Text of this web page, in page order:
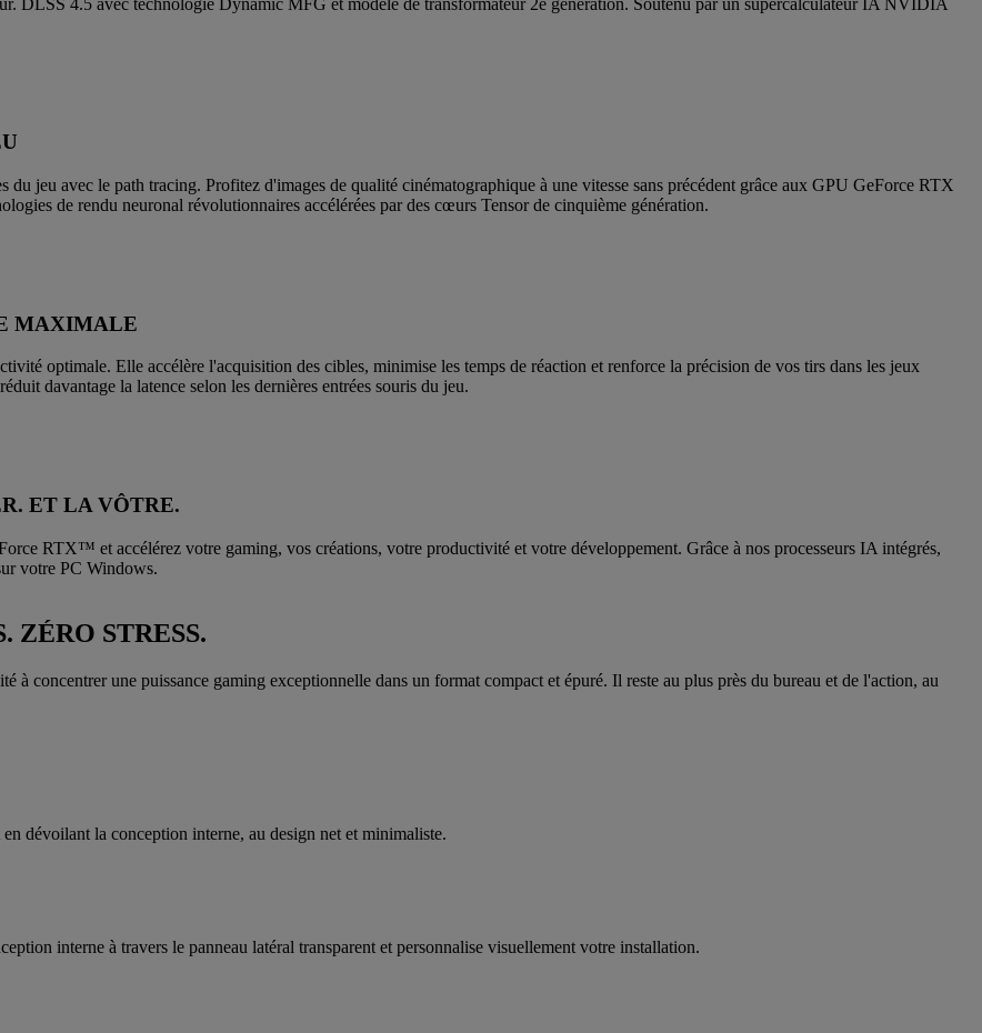
jeu avec le path tracing. Profitez d'images de qualité cinématographique à une vitesse sans précédent grâce aux GPU GeForce RTX
de rendu neuronal révolutionnaires accélérées par des cœurs Tensor de cinquième génération.
MAXIMALE
optimale. Elle accélère l'acquisition des cibles, minimise les temps de réaction et renforce la précision de vos tirs dans les jeux
davantage la latence selon les dernières entrées souris du jeu.
ET LA VÔTRE.
RTX™ et accélérez votre gaming, vos créations, votre productivité et votre développement. Grâce à nos processeurs IA intégrés,
votre PC Windows.
ZÉRO STRESS.
à concentrer une puissance gaming exceptionnelle dans un format compact et épuré. Il reste au plus près du bureau et de l'action, au
dévoilant la conception interne, au design net et minimaliste.
interne à travers le panneau latéral transparent et personnalise visuellement votre installation.